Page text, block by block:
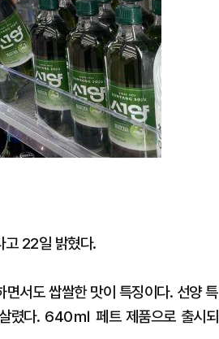
고 22일 밝혔다.
서도 쌉쌀한 맛이 특징이다. 선양 특
렸다. 640㎖ 페트 제품으로 출시되